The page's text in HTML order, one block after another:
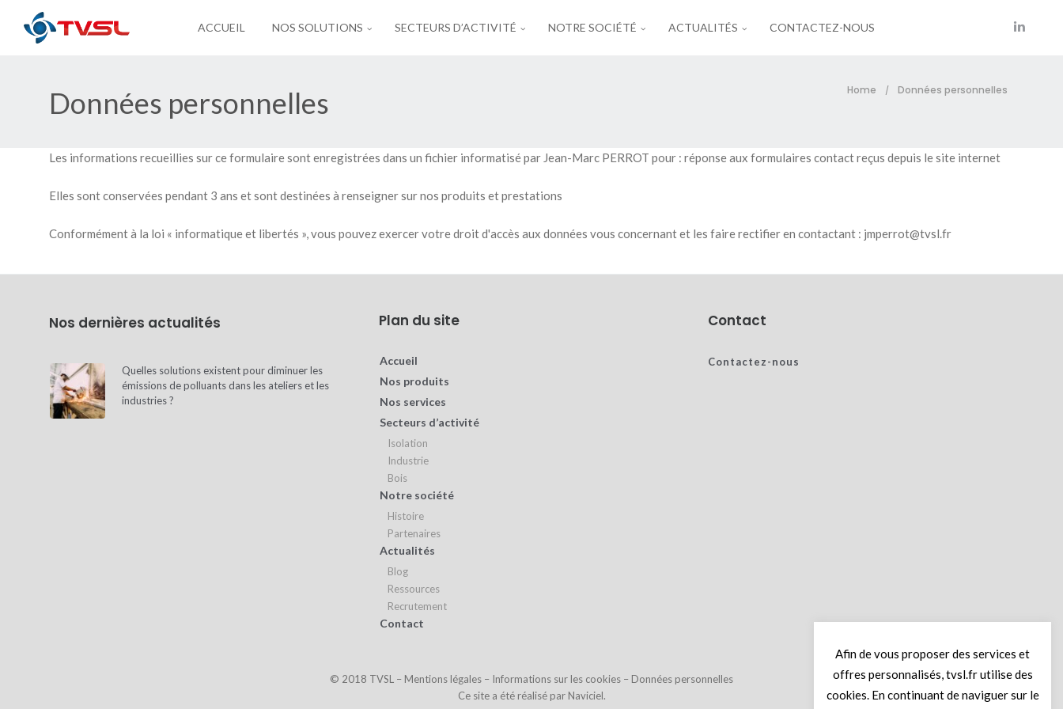
ACCUEIL NOS SOLUTIONS SECTEURS D’ACTIVITÉ NOTRE SOCIÉTÉ ACTUALITÉS CONTACTEZ-NOUS
Données personnelles Home / Données personnelles
Les informations recueillies sur ce formulaire sont enregistrées dans un fichier informatisé par Jean-Marc PERROT pour : réponse aux formulaires contact reçus depuis le site internet
Elles sont conservées pendant 3 ans et sont destinées à renseigner sur nos produits et prestations
Conformément à la loi « informatique et libertés », vous pouvez exercer votre droit d'accès aux données vous concernant et les faire rectifier en contactant : jmperrot@tvsl.fr
Nos dernières actualités
Quelles solutions existent pour diminuer les
émissions de polluants dans les ateliers et les
industries ?
Plan du site
Accueil
Nos produits
Nos services
Secteurs d’activité
Isolation
Industrie
Bois
Notre société
Histoire
Partenaires
Actualités
Blog
Ressources
Recrutement
Contact
Contact
Contactez-nous
© 2018 TVSL – Mentions légales – Informations sur les cookies – Données personnelles
Ce site a été réalisé par Naviciel.
Afin de vous proposer des services et
offres personnalisés, tvsl.fr utilise des
cookies. En continuant de naviguer sur le